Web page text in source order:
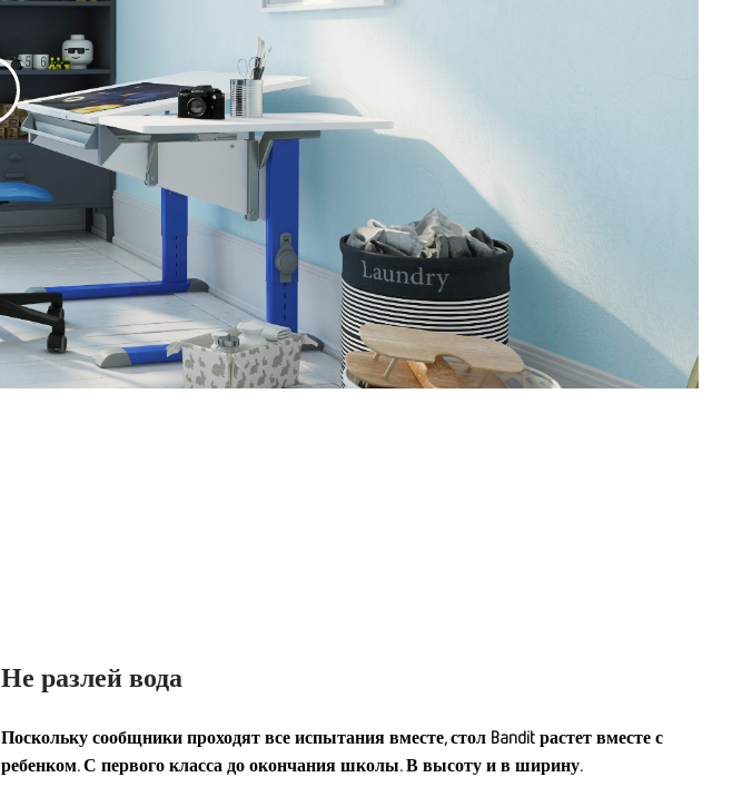
Не разлей вода
Поскольку сообщники проходят все испытания вместе, стол Bandit растет вместе с
ребенком. С первого класса до окончания школы. В высоту и в ширину.